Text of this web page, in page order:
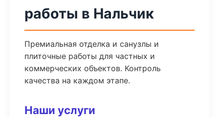
работы в Нальчик
Премиальная отделка и санузлы и
плиточные работы для частных и
коммерческих объектов. Контроль
качества на каждом этапе.
Наши услуги